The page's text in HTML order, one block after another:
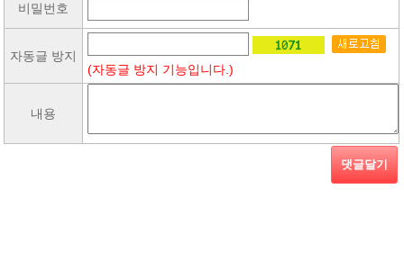
비밀번호
자동글 방지
(자동글 방지 기능입니다.)
내용
댓글달기